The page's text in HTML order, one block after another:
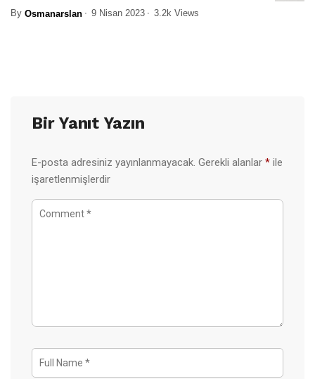
By Osmanarslan 9 Nisan 2023 3.2k Views
Bir Yanıt Yazın
E-posta adresiniz yayınlanmayacak. Gerekli alanlar * ile
işaretlenmişlerdir